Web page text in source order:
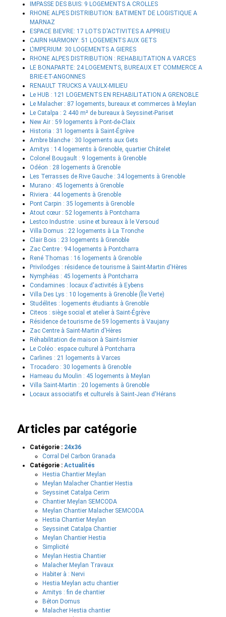
IMPASSE DES BUIS: 9 LOGEMENTS A CROLLES
RHONE ALPES DISTRIBUTION: BATIMENT DE LOGISTIQUE A
MARNAZ
ESPACE BIEVRE: 17 LOTS D'ACTIVITES A APPRIEU
CAIRN HARMONY: 51 LOGEMENTS AUX GETS
L'IMPERIUM: 30 LOGEMENTS A GIERES
RHONE ALPES DISTRIBUTION : REHABILITATION A VARCES
LE BONAPARTE: 24 LOGEMENTS, BUREAUX ET COMMERCE A
BRIE-ET-ANGONNES
RENAULT TRUCKS A VAULX-MILIEU
Le HUB : 121 LOGEMENTS EN REHABILITATION A GRENOBLE
Le Malacher : 87 logements, bureaux et commerces à Meylan
Le Catalpa : 2 440 m² de bureaux à Seyssinet-Pariset
New Air : 59 logements à Pont-de-Claix
Historia : 31 logements à Saint-Égrève
Ambre blanche : 30 logements aux Gets
Amitys : 14 logements à Grenoble, quartier Châtelet
Colonel Bougault : 9 logements à Grenoble
Odéon : 28 logements à Grenoble
Les Terrasses de Rive Gauche : 34 logements à Grenoble
Murano : 45 logements à Grenoble
Riviera : 44 logements à Grenoble
Pont Carpin : 35 logements à Grenoble
Atout cœur : 52 logements à Pontcharra
Lestco Industrie : usine et bureaux à le Versoud
Villa Domus : 22 logements à La Tronche
Clair Bois : 23 logements à Grenoble
Zac Centre : 94 logements à Pontcharra
René Thomas : 16 logements à Grenoble
Privilodges : résidence de tourisme à Saint-Martin d'Hères
Nymphéas : 45 logements à Pontcharra
Condamines : locaux d'activités à Eybens
Villa Des Lys : 10 logements à Grenoble (Île Verte)
Studélites : logements étudiants à Grenoble
Citeos : siège social et atelier à Saint-Égrève
Résidence de tourisme de 59 logements à Vaujany
Zac Centre à Saint-Martin d'Hères
Réhabilitation de maison à Saint-Ismier
Le Coléo : espace culturel à Pontcharra
Carlines : 21 logements à Varces
Trocadero : 30 logements à Grenoble
Hameau du Moulin : 45 logements à Meylan
Villa Saint-Martin : 20 logements à Grenoble
Locaux associatifs et culturels à Saint-Jean d'Hérans
Articles par catégorie
Catégorie : 24x36
Corral Del Carbon Granada
Catégorie :Actualités
Hestia Chantier Meylan
Meylan Malacher Chantier Hestia
Seyssinet Catalpa Cerim
Chantier Meylan SEMCODA
Meylan Chantier Malacher SEMCODA
Hestia Chantier Meylan
Seyssinet Catalpa Chantier
Meylan Chantier Hestia
Simplicité
Meylan Hestia Chantier
Malacher Meylan Travaux
Habiter à : Nervi
Hestia Meylan actu chantier
Amitys : fin de chantier
Béton Domus
Malacher Hestia chantier